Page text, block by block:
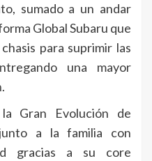
sumado a un andar
Global Subaru que
para suprimir las
una mayor
Gran Evolución de
a la familia con
gracias a su core